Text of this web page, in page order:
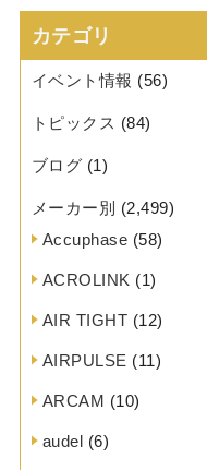
カテゴリ
イベント情報 (56)
トピックス (84)
ブログ (1)
メーカー別 (2,499)
Accuphase (58)
ACROLINK (1)
AIR TIGHT (12)
AIRPULSE (11)
ARCAM (10)
audel (6)